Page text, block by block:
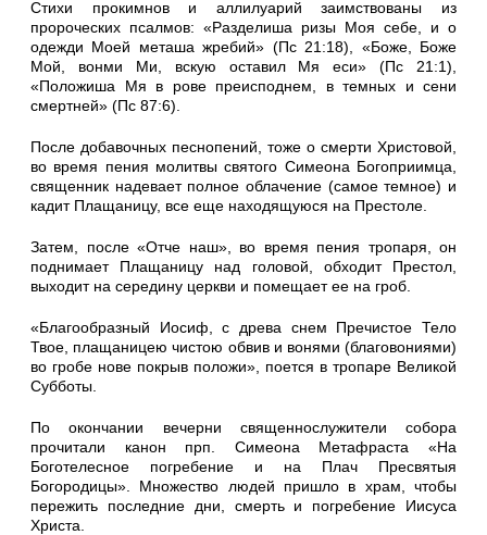
Стихи прокимнов и аллилуарий заимствованы из
пророческих псалмов: «Разделиша ризы Моя себе, и о
одежди Моей меташа жребий» (Пс 21:18), «Боже, Боже
Мой, вонми Ми, вскую оставил Мя еси» (Пс 21:1),
«Положиша Мя в рове преисподнем, в темных и сени
смертней» (Пс 87:6).
После добавочных песнопений, тоже о смерти Христовой,
во время пения молитвы святого Симеона Богоприимца,
священник надевает полное облачение (самое темное) и
кадит Плащаницу, все еще находящуюся на Престоле.
Затем, после «Отче наш», во время пения тропаря, он
поднимает Плащаницу над головой, обходит Престол,
выходит на середину церкви и помещает ее на гроб.
«Благообразный Иосиф, с древа снем Пречистое Тело
Твое, плащаницею чистою обвив и вонями (благовониями)
во гробе нове покрыв положи», поется в тропаре Великой
Субботы.
По окончании вечерни священнослужители собора
прочитали канон прп. Симеона Метафраста «На
Боготелесное погребение и на Плач Пресвятыя
Богородицы». Множество людей пришло в храм, чтобы
пережить последние дни, смерть и погребение Иисуса
Христа.